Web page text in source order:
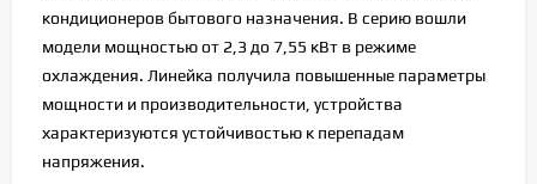
кондиционеров бытового назначения. В серию вошли
модели мощностью от 2,3 до 7,55 кВт в режиме
охлаждения. Линейка получила повышенные параметры
мощности и производительности, устройства
характеризуются устойчивостью к перепадам
напряжения.